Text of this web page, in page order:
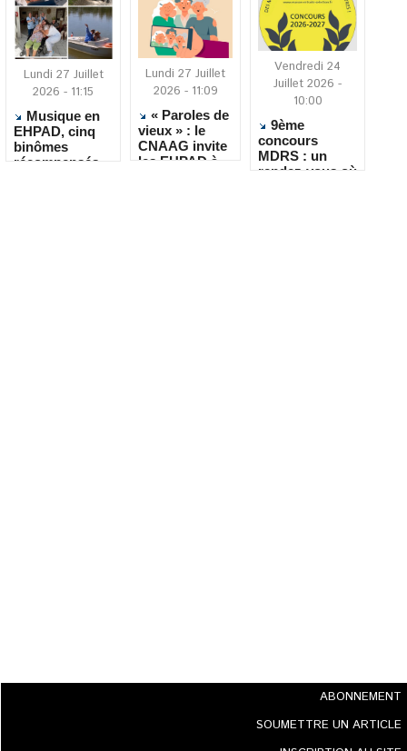
Lundi 27 Juillet
2026 - 11:15
Musique en
EHPAD, cinq
binômes
récompensés
Lundi 27 Juillet
2026 - 11:09
« Paroles de
vieux » : le
CNAAG invite
les EHPAD à
Vendredi 24
Juillet 2026 -
10:00
9ème
concours
MDRS : un
rendez-vous où
ABONNEMENT
SOUMETTRE UN ARTICLE